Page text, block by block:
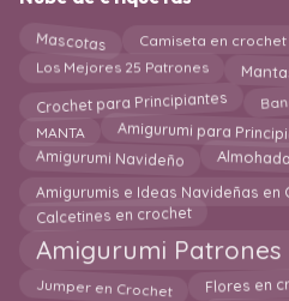
Mascotas Camiseta en crochet
Los Mejores 25 Patrones
Crochet para Principiantes
MANTA Amigurumi para
Amigurumi Navideño
Amigurumis e Ideas Navideñas en
Calcetines en crochet
Amigurumi Patrones
Jumper en Crochet Flores en